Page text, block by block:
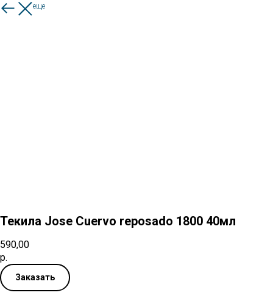
Смотреть еще
Текила Jose Cuervo reposado 1800 40мл
590,00
р.
Заказать